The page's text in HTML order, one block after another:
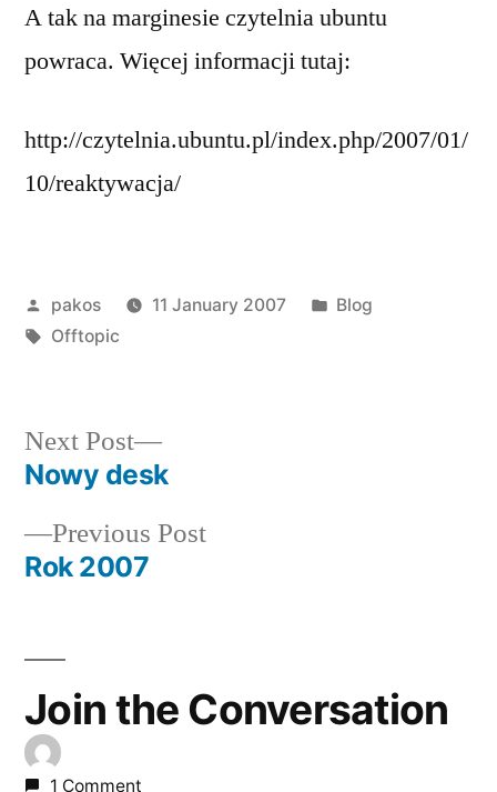
A tak na marginesie czytelnia ubuntu
powraca. Więcej informacji tutaj:
http://czytelnia.ubuntu.pl/index.php/2007/01/
10/reaktywacja/
Posted
by
pakos 11 January 2007
Posted
Blog
Tags:
Offtopic
Post
navigation
Previous PostPrevious
Rok 2007
Next Post
Next
post:
Nowy desk
Join the Conversation
1 Comment